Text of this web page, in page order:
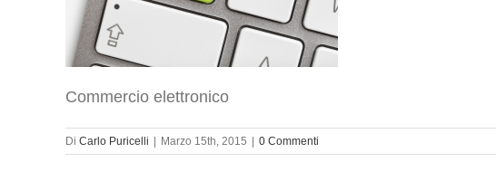
Commercio elettronico
Di Carlo Puricelli Marzo 15th, 2015 0 Commenti